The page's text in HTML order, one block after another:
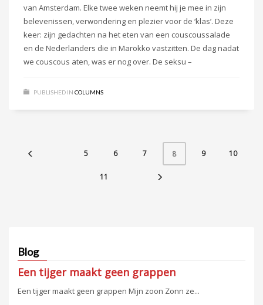
van Amsterdam. Elke twee weken neemt hij je mee in zijn
belevenissen, verwondering en plezier voor de ‘klas’. Deze
keer: zijn gedachten na het eten van een couscoussalade
en de Nederlanders die in Marokko vastzitten. De dag nadat
we couscous aten, was er nog over. De seksu –
PUBLISHED IN COLUMNS
5 6 7 8 9 10
11
Blog
Een tijger maakt geen grappen
Een tijger maakt geen grappen Mijn zoon Zonn ze...